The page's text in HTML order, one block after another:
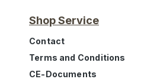
Shop Service
Contact
Terms and Conditions
CE-Documents